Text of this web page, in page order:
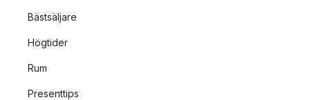
Bästsäljare
Högtider
Rum
Presenttips